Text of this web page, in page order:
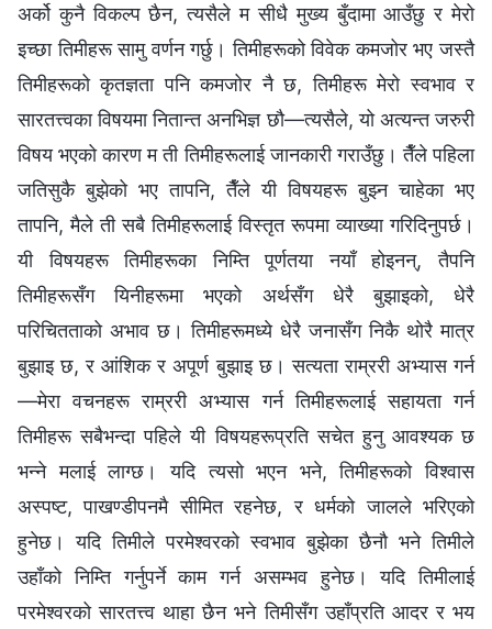
अर्को कुनै विकल्प छैन, त्यसैले म सीधै मुख्य बुँदामा आउँछु र मेरो
इच्छा तिमीहरू सामु वर्णन गर्छु। तिमीहरूको विवेक कमजोर भए जस्तै
तिमीहरूको कृतज्ञता पनि कमजोर नै छ, तिमीहरू मेरो स्वभाव र
सारतत्त्वका विषयमा नितान्त अनभिज्ञ छौ—त्यसैले, यो अत्यन्त जरुरी
विषय भएको कारण म ती तिमीहरूलाई जानकारी गराउँछु। तैँले पहिला
जतिसुकै बुझेको भए तापनि, तैँले यी विषयहरू बुझ्‍न चाहेका भए
तापनि, मैले ती सबै तिमीहरूलाई विस्तृत रूपमा व्याख्या गरिदिनुपर्छ।
यी विषयहरू तिमीहरूका निम्ति पूर्णतया नयाँ होइनन्, तैपनि
तिमीहरूसँग यिनीहरूमा भएको अर्थसँग धेरै बुझाइको, धेरै
परिचितताको अभाव छ। तिमीहरूमध्ये धेरै जनासँग निकै थोरै मात्र
बुझाइ छ, र आंशिक र अपूर्ण बुझाइ छ। सत्यता राम्ररी अभ्यास गर्न
—मेरा वचनहरू राम्ररी अभ्यास गर्न तिमीहरूलाई सहायता गर्न
तिमीहरू सबैभन्दा पहिले यी विषयहरूप्रति सचेत हुनु आवश्यक छ
भन्‍ने मलाई लाग्छ। यदि त्यसो भएन भने, तिमीहरूको विश्‍वास
अस्पष्ट, पाखण्डीपनमै सीमित रहनेछ, र धर्मको जालले भरिएको
हुनेछ। यदि तिमीले परमेश्‍वरको स्वभाव बुझेका छैनौ भने तिमीले
उहाँको निम्ति गर्नुपर्ने काम गर्न असम्भव हुनेछ। यदि तिमीलाई
परमेश्‍वरको सारतत्त्व थाहा छैन भने तिमीसँग उहाँप्रति आदर र भय